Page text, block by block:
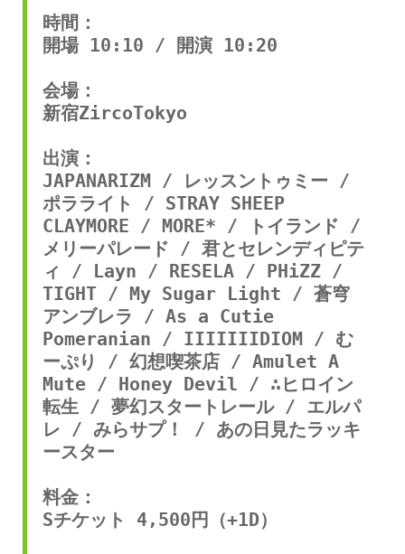
時間：
開場 10:10 / 開演 10:20
会場：
新宿ZircoTokyo
出演：
JAPANARIZM / レッスントゥミー /
ポラライト / STRAY SHEEP
CLAYMORE / MORE* / トイランド /
メリーパレード / 君とセレンディピテ
ィ / Layn / RESELA / PHiZZ /
TIGHT / My Sugar Light / 蒼穹
アンブレラ / As a Cutie
Pomeranian / IIIIIIIDIOM / む
ーぷり / 幻想喫茶店 / Amulet A
Mute / Honey Devil / ∴ヒロイン
転生 / 夢幻スタートレール / エルパ
レ / みらサプ！ / あの日見たラッキ
ースター
料金：
Sチケット 4,500円（+1D）